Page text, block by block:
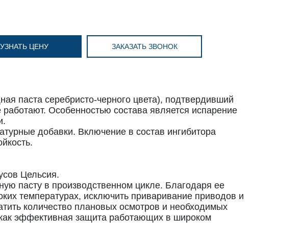
УЗНАТЬ ЦЕНУ ЗАКАЗАТЬ ЗВОНОК
паста серебристо-черного цвета), подтвердивший
Особенностью состава является испарение
добавки. Включение в состав ингибитора
Цельсия.
пасту в производственном цикле. Благодаря ее
температурах, исключить приваривание приводов и
количество плановых осмотров и необходимых
эффективная защита работающих в широком